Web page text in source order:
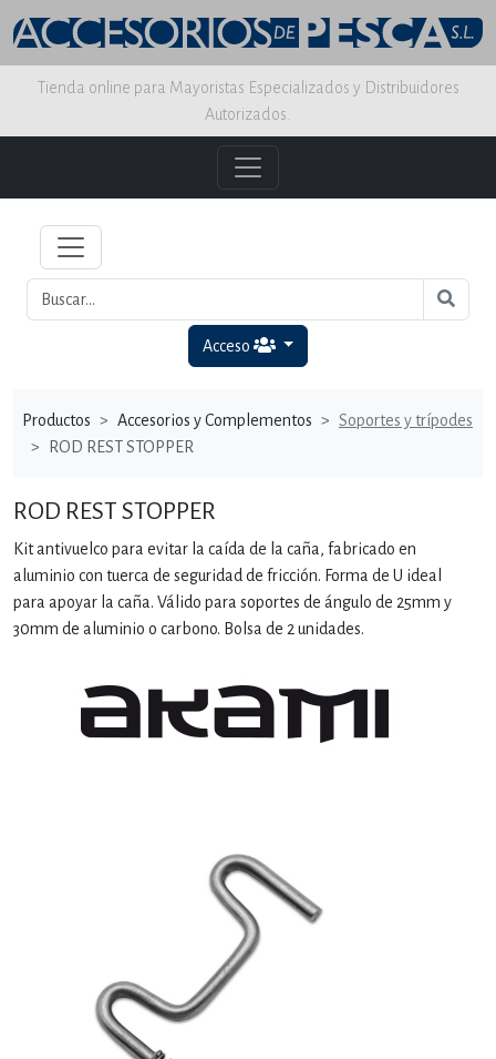
Tienda online para Mayoristas Especializados y Distribuidores
Autorizados.
Acceso
Productos Accesorios y Complementos
Soportes y trípodes
ROD REST STOPPER
ROD REST STOPPER
Kit antivuelco para evitar la caída de la caña, fabricado en
aluminio con tuerca de seguridad de fricción. Forma de U ideal
para apoyar la caña. Válido para soportes de ángulo de 25mm y
30mm de aluminio o carbono. Bolsa de 2 unidades.